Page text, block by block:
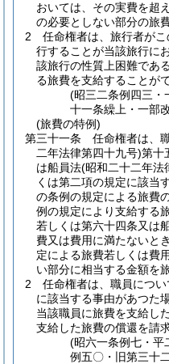
おいては、その実費を超
の必要としない部分の旅
2
任命権者は、旅行者が
行することが当該旅行に
該旅行の性質上困難であ
る旅費を支給することが
(昭三二条例四三・
十一条繰上・一部
(旅費の特例)
第三十一条
任命権者は、
二年法律第四十九号)第十
は船員法(昭和二十二年法
くは第二項の規定に該当
の条例の規定による旅費
例の規定により支給する
若しくは第六十四条又は
費又は費用に満たないと
定による旅費若しくは費
い部分に相当する金額を
2
任命権者は、職員につ
に該当する事由があつた
当該職員に旅費を支給し
支給した旅費の償還を請
(昭六一条例七・平
例五〇・旧第三十